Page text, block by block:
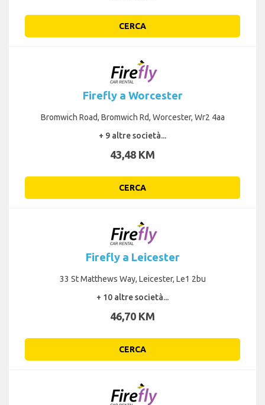
CERCA
Firefly a Worcester
Bromwich Road, Bromwich Rd, Worcester, Wr2 4aa
+ 9 altre società...
43,48 KM
CERCA
Firefly a Leicester
33 St Matthews Way, Leicester, Le1 2bu
+ 10 altre società...
46,70 KM
CERCA